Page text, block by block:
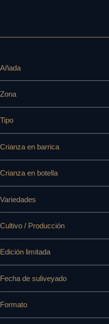
Añada
Zona
Tipo
Crianza en barrica
Crianza en botella
Variedades
Cultivo / Producción
Edición limitada
Fecha de suliveyado
Formato